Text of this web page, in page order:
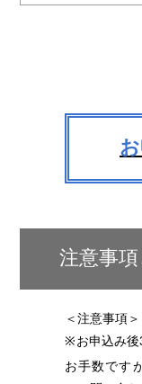
客様の個人情報を
・サービスご提供
４．第三者への提
当社は、お客様か
開示を請求された
注意事
＜注意事項＞
※お申込み後
お手数です